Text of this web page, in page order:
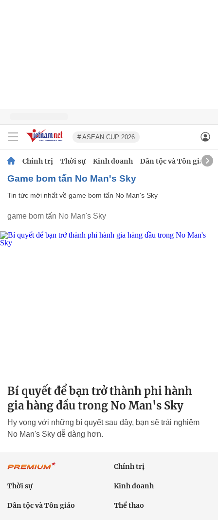
# ASEAN CUP 2026
Chính trị Thời sự Kinh doanh Dân tộc và Tôn giáo
game bom tấn No Man's Sky
Tin tức mới nhất về game bom tấn No Man's Sky
game bom tấn No Man's Sky
Bí quyết để bạn trở thành phi hành
gia hàng đầu trong No Man's Sky
Hy vọng với những bí quyết sau đây, bạn sẽ trải nghiệm
No Man's Sky dễ dàng hơn.
Chính trị
Thời sự Kinh doanh
Dân tộc và Tôn giáo Thể thao